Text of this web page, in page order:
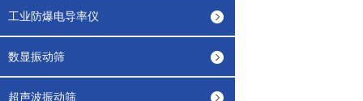
工业防爆电导率仪
数显振动筛
超声波振动筛